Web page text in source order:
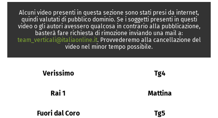
Alcuni video presenti in questa sezione sono stati presi da internet,
quindi valutati di pubblico dominio. Se i soggetti presenti in questi
video o gli autori avessero qualcosa in contrario alla pubblicazione,
basterà fare richiesta di rimozione inviando una mail a:
team_verticali@italiaonline.it. Provvederemo alla cancellazione del
video nel minor tempo possibile.
Verissimo Tg4
Rai 1 Mattina
Fuori dal Coro Tg5